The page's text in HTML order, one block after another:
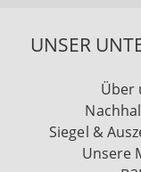
UNSER
Über
Siegel &
Unsere